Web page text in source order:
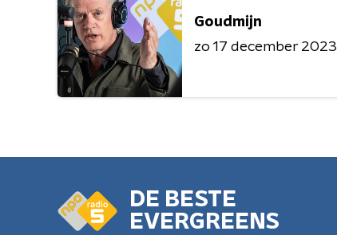
Goudmijn
zo 17 december 2023
DE BESTE
EVERGREENS